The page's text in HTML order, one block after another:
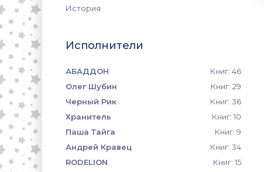
История
Исполнители
АБАДДОН
Книг: 46
Олег Шубин
Книг: 29
Черный Рик
Книг: 36
Хранитель
Книг: 10
Паша Тайга
Книг: 9
Андрей Кравец
Книг: 34
RODELION
Книг: 15